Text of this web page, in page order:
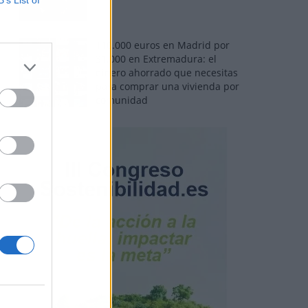
110.000 euros en Madrid por
31.000 en Extremadura: el
dinero ahorrado que necesitas
para comprar una vivienda por
comunidad